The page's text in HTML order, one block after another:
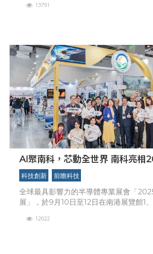
副總經理暨共同營運長米玉傑、副總統
13791
AI聚南科，芯動全世界 南科亮相
導體展
科技創新 前瞻科技
全球最具影響力的半導體專業展會「
展」，於9月10日至12日在南港展覽館1
創新高，成為全球半導體供應鏈不可或
12022